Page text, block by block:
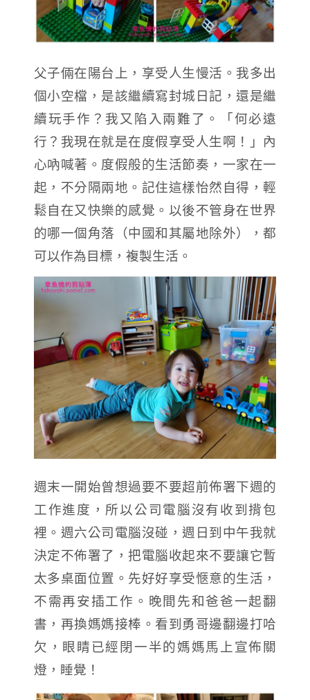
父子倆在陽台上，享受人生慢活。我多出
個小空檔，是該繼續寫封城日記，還是繼
續玩手作？我又陷入兩難了。「何必遠
行？我現在就是在度假享受人生啊！」內
心吶喊著。度假般的生活節奏，一家在一
起，不分隔兩地。記住這樣怡然自得，輕
鬆自在又快樂的感覺。以後不管身在世界
的哪一個角落（中國和其屬地除外），都
可以作為目標，複製生活。
週末一開始曾想過要不要超前佈署下週的
工作進度，所以公司電腦沒有收到揹包
裡。週六公司電腦沒碰，週日到中午我就
決定不佈署了，把電腦收起來不要讓它暫
太多桌面位置。先好好享受愜意的生活，
不需再安插工作。晚間先和爸爸一起翻
書，再換媽媽接棒。看到勇哥邊翻邊打哈
欠，眼睛已經閉一半的媽媽馬上宣佈關
燈，睡覺！